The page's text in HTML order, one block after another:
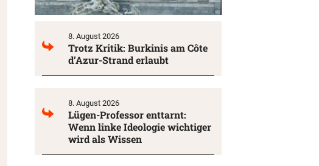
8. August 2026
Trotz Kritik: Burkinis am Côte
d’Azur-Strand erlaubt
8. August 2026
Lügen-Professor enttarnt:
Wenn linke Ideologie wichtiger
wird als Wissen